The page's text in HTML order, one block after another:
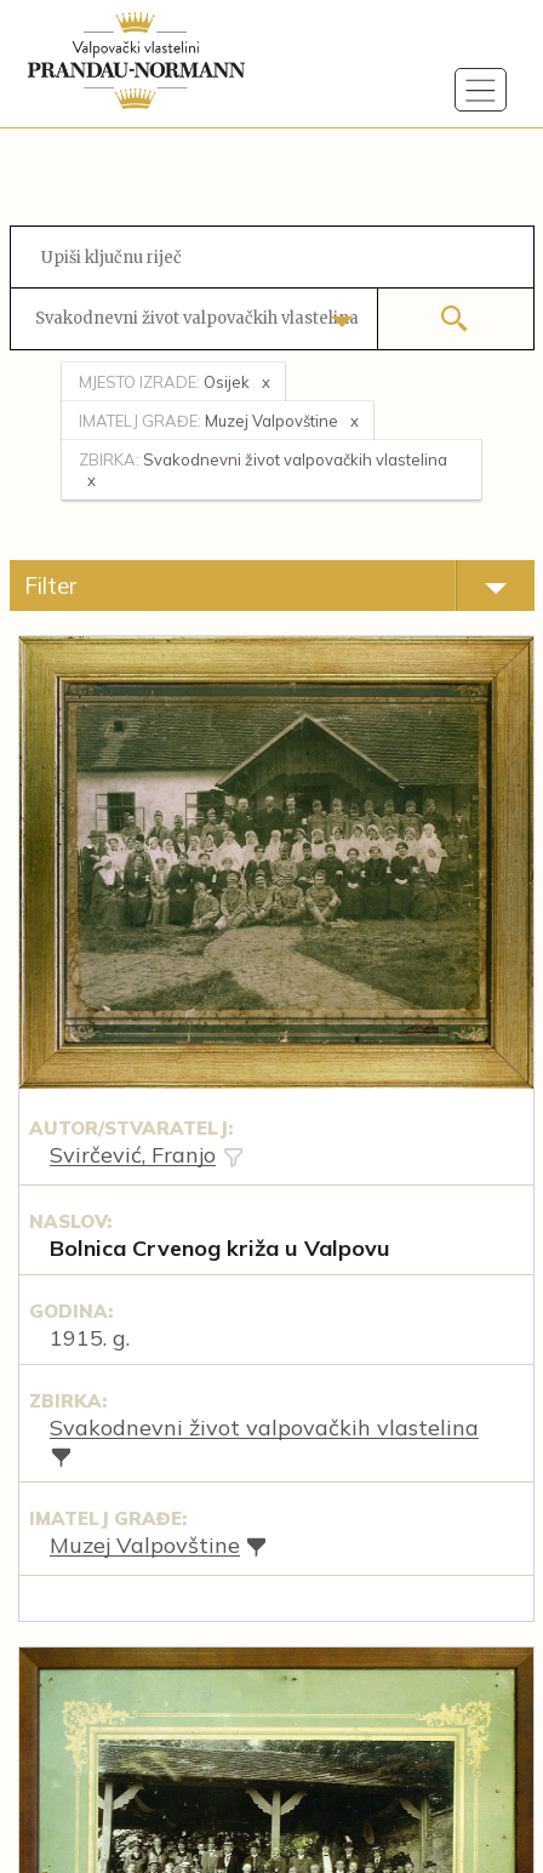
Svakodnevni život valpovačkih vlastelina
MJESTO IZRADE: Osijek
IMATELJ GRAĐE: Muzej Valpovštine
ZBIRKA: Svakodnevni život valpovačkih vlastelina
Filter
AUTOR/STVARATELJ:
Svirčević, Franjo
NASLOV:
Bolnica Crvenog križa u Valpovu
GODINA:
1915. g.
ZBIRKA:
Svakodnevni život valpovačkih vlastelina
IMATELJ GRAĐE:
Muzej Valpovštine